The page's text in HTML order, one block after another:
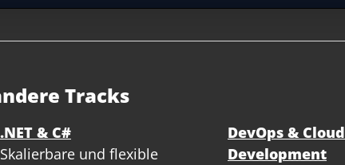
Tracks
.NET & C#
Skalierbare und flexible
DevOps & Cloud
Development